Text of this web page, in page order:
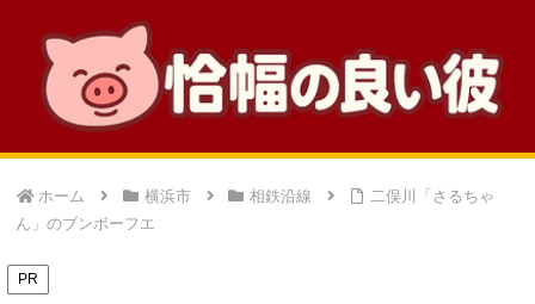
ホーム 横浜市 相鉄沿線
二俣川「さるちゃ
ん」のブンボーフエ
PR